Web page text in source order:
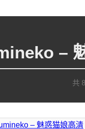
–
共